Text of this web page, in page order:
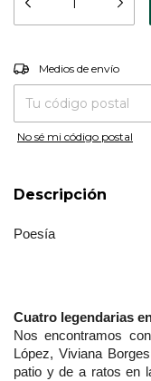
Entregas para el CP:
Medios de envío
No sé mi código postal
Descripción
Poesía
Cuatro legendarias
Nos encontramos
López, Viviana
patio y de a ratos en